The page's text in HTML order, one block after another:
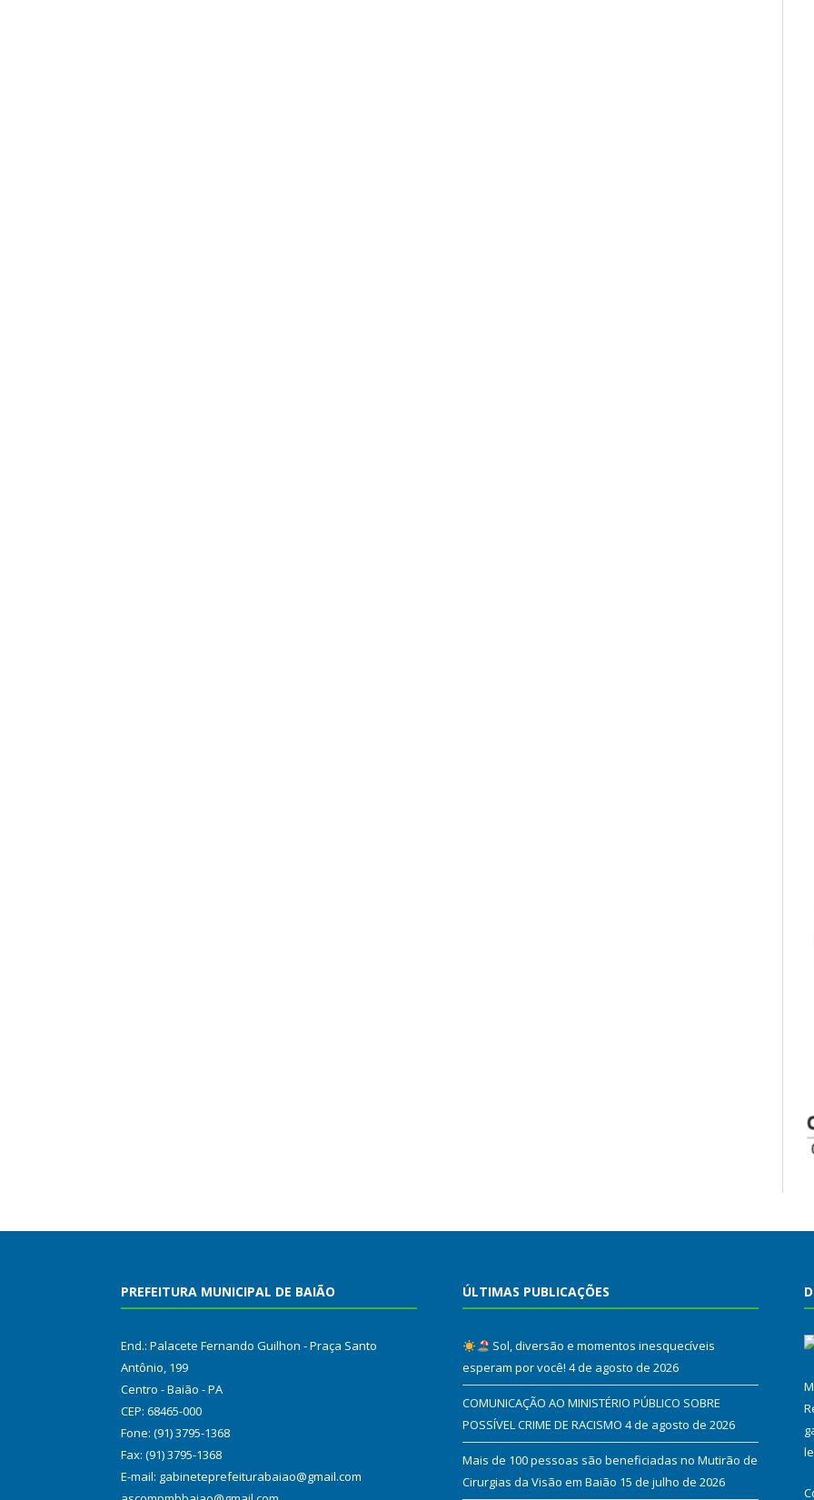
PREFEITURA MUNICIPAL DE BAIÃO
End.: Palacete Fernando Guilhon - Praça Santo
Antônio, 199
Centro - Baião - PA
CEP: 68465-000
Fone: (91) 3795-1368
Fax: (91) 3795-1368
E-mail: gabineteprefeiturabaiao@gmail.com
ÚLTIMAS PUBLICAÇÕES
Sol, diversão e momentos inesquecíveis
esperam por você! 4 de agosto de 2026
COMUNICAÇÃO AO MINISTÉRIO PÚBLICO SOBRE
POSSÍVEL CRIME DE RACISMO 4 de agosto de 2026
Mais de 100 pessoas são beneficiadas no Mutirão de
Cirurgias da Visão em Baião 15 de julho de 2026